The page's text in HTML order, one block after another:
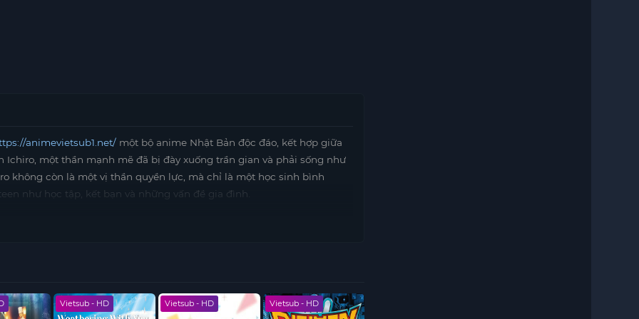
animevietsub1.net/ một bộ anime Nhật Bản độc đáo, kết hợp giữa
Ichiro, một thần mạnh mẽ đã bị đày xuống trần gian và phải sống như
không còn là một vị thần quyền lực, mà chỉ là một học sinh bình
như học tập, kết bạn và những vấn đề gia đình.
nhưng anh lại sở hữu sức mạnh phi thường cùng khả năng đặc biệt
hài hước mà còn chứa đựng nhiều thử thách mà Ichiro phải vượt qua.
bản sắc thần thánh của mình. Thần Tại Trường Trung Học là một
Vietsub - HD Vietsub - HD Vietsub - HD